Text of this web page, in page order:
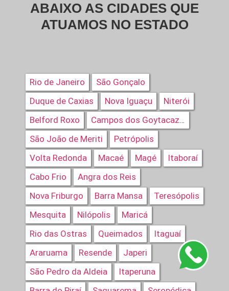
ABAIXO AS CIDADES QUE
ATUAMOS NO ESTADO
Rio de Janeiro
São Gonçalo
Duque de Caxias
Nova Iguaçu
Niterói
Belford Roxo
Campos dos Goytacazes
São João de Meriti
Petrópolis
Volta Redonda
Macaé Magé
Itaboraí
Cabo Frio
Angra dos Reis
Nova Friburgo
Barra Mansa
Teresópolis
Mesquita
Nilópolis
Maricá
Rio das Ostras
Queimados
Itaguaí
Araruama
Resende
Japeri
São Pedro da Aldeia
Itaperuna